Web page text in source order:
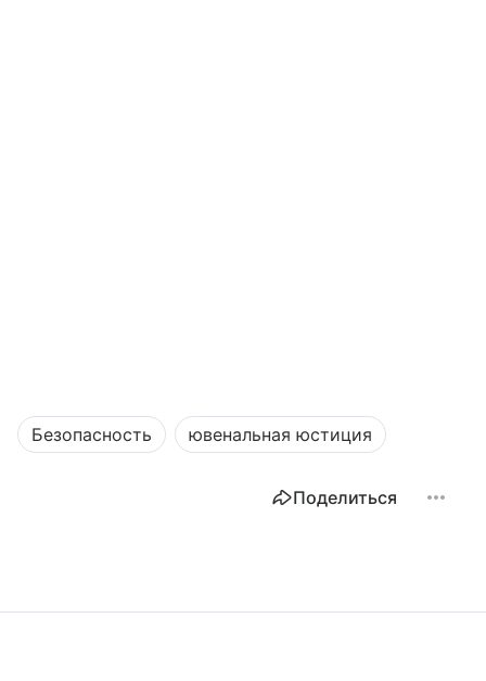
Безопасность ювенальная юстиция
Поделиться